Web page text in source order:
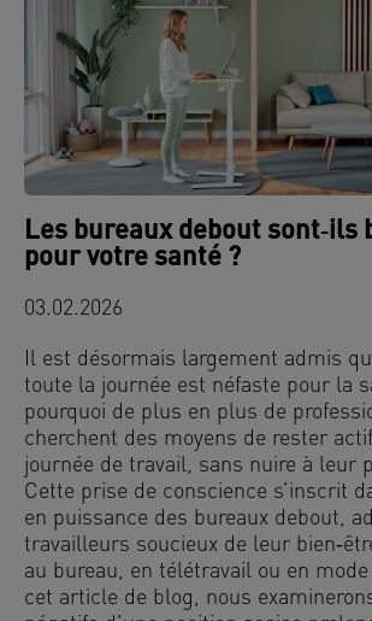
Les bureaux debout sont‑ils
pour votre santé ?
03.02.2026
Il est désormais largement admis
toute la journée est néfaste pour la
pourquoi de plus en plus de
cherchent des moyens de rester
journée de travail, sans nuire à leur
Cette prise de conscience s’inscrit
en puissance des bureaux debout,
travailleurs soucieux de leur
au bureau, en télétravail ou en
cet article de blog, nous